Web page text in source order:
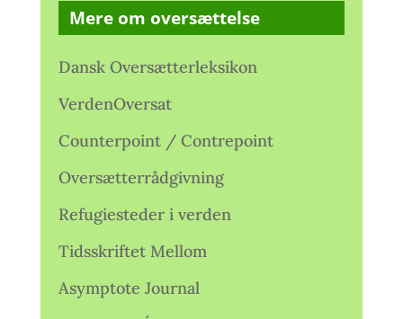
Mere om oversættelse
Dansk Oversætterleksikon
VerdenOversat
Counterpoint / Contrepoint
Oversætterrådgivning
Refugiesteder i verden
Tidsskriftet Mellom
Asymptote Journal